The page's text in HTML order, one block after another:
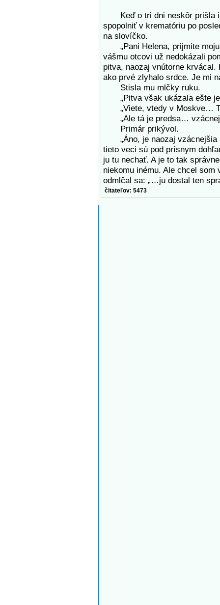
Keď o tri dni neskôr prišla i
spopolniť v krematóriu po
na slovíčko.
„Pani Helena, prijmite moju
vášmu otcovi už nedokázali
pitva, naozaj vnútorne krvácal.
ako prvé zlyhalo srdce. Je mi
Stisla mu mlčky ruku.
„Pitva však ukázala ešte
„Viete, vtedy v Moskve…
„Ale tá je predsa…
Primár prikývol.
„Áno, je naozaj vzácnejšia
tieto veci sú pod prísnym
ju tu nechať. A je to tak
niekomu inému. Ale chcel
odmlčal sa: „…ju dostal ten
čitateľov: 5473